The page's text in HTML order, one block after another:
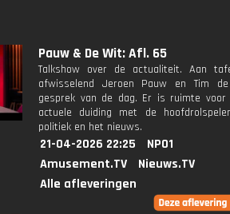
Pauw & De Wit: Afl. 65
Talkshow over de actualiteit. Aan
afwisselend Jeroen Pauw en Tim
gesprek van de dag. Er is ruimte
actuele duiding met de
politiek en het nieuws.
21-04-2026 22:25
NPO1
Amusement.TV
Nieuws.TV
Alle afleveringen